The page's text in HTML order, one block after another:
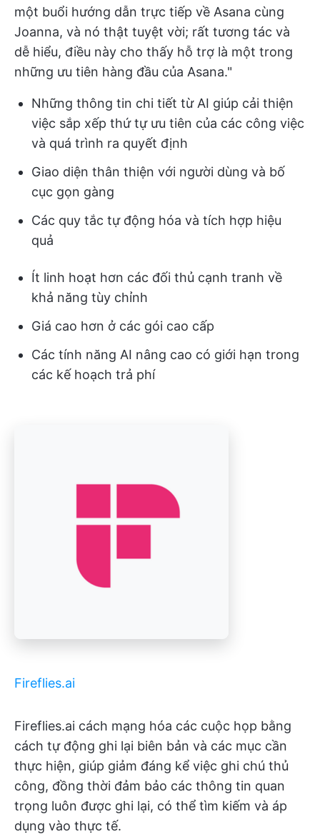
một buổi hướng dẫn trực tiếp về Asana cùng
Joanna, và nó thật tuyệt vời; rất tương tác và
dễ hiểu, điều này cho thấy hỗ trợ là một trong
những ưu tiên hàng đầu của Asana."
Những thông tin chi tiết từ AI giúp cải thiện
việc sắp xếp thứ tự ưu tiên của các công việc
và quá trình ra quyết định
Giao diện thân thiện với người dùng và bố
cục gọn gàng
Các quy tắc tự động hóa và tích hợp hiệu
quả
Ít linh hoạt hơn các đối thủ cạnh tranh về
khả năng tùy chỉnh
Giá cao hơn ở các gói cao cấp
Các tính năng AI nâng cao có giới hạn trong
các kế hoạch trả phí
Fireflies.ai
Fireflies.ai cách mạng hóa các cuộc họp bằng
cách tự động ghi lại biên bản và các mục cần
thực hiện, giúp giảm đáng kể việc ghi chú thủ
công, đồng thời đảm bảo các thông tin quan
trọng luôn được ghi lại, có thể tìm kiếm và áp
dụng vào thực tế.